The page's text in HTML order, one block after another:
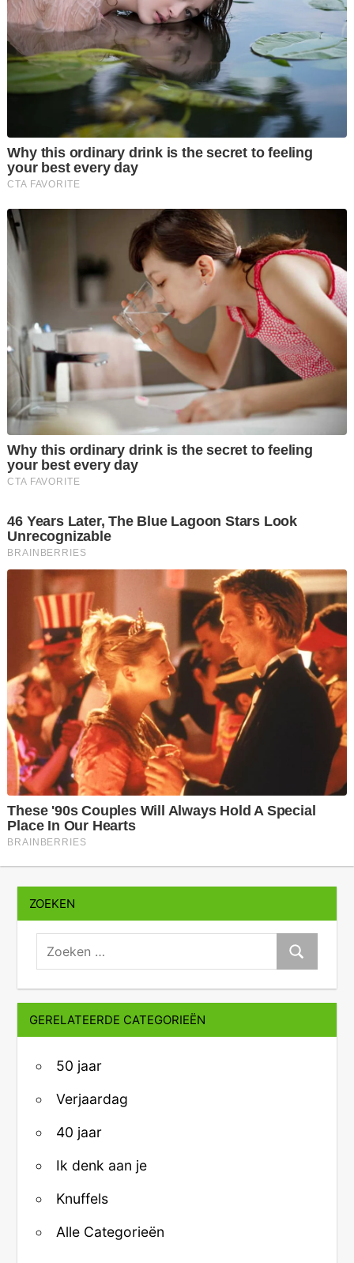
ZOEKEN
zoeken:
Zoeken
GERELATEERDE CATEGORIEËN
50 jaar
Verjaardag
40 jaar
Ik denk aan je
Knuffels
Alle Categorieën